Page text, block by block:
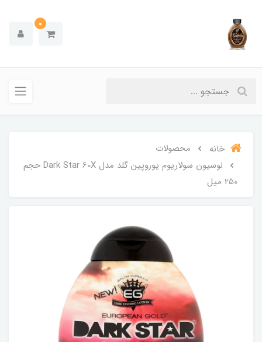
0
خانه
محصولات
لوسیون سولاریوم یوروپین گلد مدل Dark Star 60X حجم
250 میل